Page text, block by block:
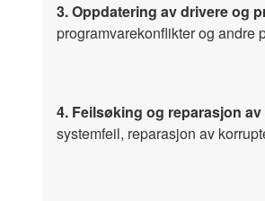
3. Oppdatering av drivere og
programvarekonflikter og andre
4. Feilsøking og reparasjon
systemfeil, reparasjon av